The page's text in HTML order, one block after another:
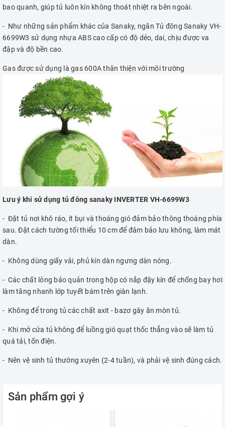
bao quanh, giúp tủ luôn kín không thoát nhiệt ra bên ngoài.
- Như những sản phẩm khác của Sanaky, ngăn Tủ đông Sanaky VH-
6699W3 sử dụng nhựa ABS cao cấp có độ dẻo, dai, chịu được va
đập và độ bền cao.
Gas được sử dụng là gas 600A thân thiện với môi trường
Lưu ý khi sử dụng tủ đông sanaky INVERTER VH-6699W3
- Đặt tủ nơi khô ráo, ít bụi và thoáng gió đảm bảo thông thoáng phía
sau. Đặt cách tường tối thiểu 10 cm để đảm bảo lưu không, làm mát
dàn.
- Không dùng giấy vải, phủ kín dàn ngưng dàn nóng.
- Các chất lỏng bảo quản trong hộp có nắp đậy kín để chống bay hơi
làm tăng nhanh lớp tuyết bám trên giàn lạnh.
- Không để trong tủ các chất axit - bazơ gây ăn mòn tủ.
- Khi mở cửa tủ không để luồng gió quạt thốc thẳng vào sẽ làm tủ
quá tải, tốn điện.
- Nên vệ sinh tủ thường xuyên (2-4 tuần), và phải vệ sinh đúng cách.
Sản phẩm gợi ý